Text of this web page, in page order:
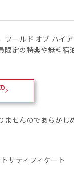
ワールド オブ ハイ
限定の特典や無料宿
ませんのであらかじ
サティフィケート